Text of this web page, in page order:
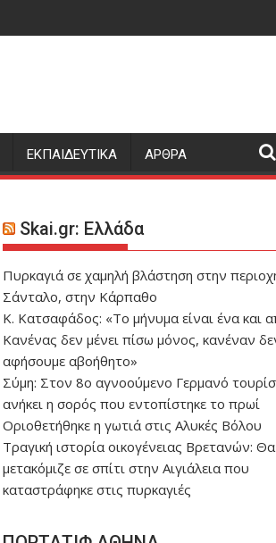
ΕΚΠΑΙΔΕΥΤΙΚΑ ΑΡΘΡΑ
Skai.gr: Ελλάδα
Πυρκαγιά σε χαμηλή βλάστηση στην
Σάνταλο, στην Κάρπαθο
Κ. Κατσαφάδος: «Το μήνυμα είναι ένα και
Κανένας δεν μένει πίσω μόνος, κανέναν
αφήσουμε αβοήθητο»
Σύμη: Στον 8ο αγνοούμενο Γερμανό
ανήκει η σορός που εντοπίστηκε το πρωί
Οριοθετήθηκε η γωτιά στις Αλυκές Βόλου
Τραγική ιστορία οικογένειας Βρετανών: Θα
μετακόμιζε σε σπίτι στην Αιγιάλεια που
καταστράφηκε στις πυρκαγιές